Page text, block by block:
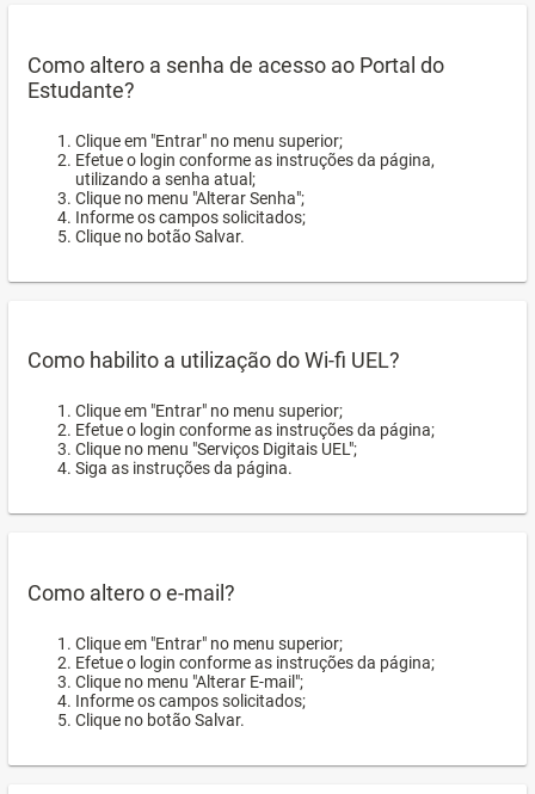
Como altero a senha de acesso ao Portal do
Estudante?
Clique em "Entrar" no menu superior;
Efetue o login conforme as instruções da página,
utilizando a senha atual;
Clique no menu "Alterar Senha";
Informe os campos solicitados;
Clique no botão Salvar.
Como habilito a utilização do Wi-fi UEL?
Clique em "Entrar" no menu superior;
Efetue o login conforme as instruções da página;
Clique no menu "Serviços Digitais UEL";
Siga as instruções da página.
Como altero o e-mail?
Clique em "Entrar" no menu superior;
Efetue o login conforme as instruções da página;
Clique no menu "Alterar E-mail";
Informe os campos solicitados;
Clique no botão Salvar.